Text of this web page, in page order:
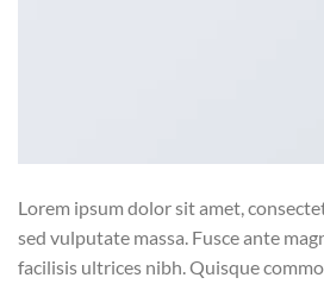
Lorem ipsum dolor sit amet,
sed vulputate massa. Fusce ante
facilisis ultrices nibh. Quisque